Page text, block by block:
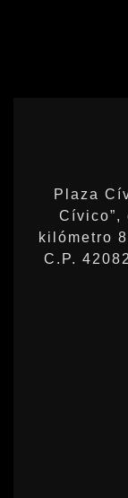
Plaza
Cívico”,
kilómetro
C.P.